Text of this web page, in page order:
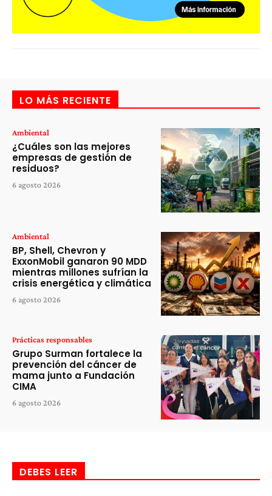
LO MÁS RECIENTE
Ambiental
¿Cuáles son las mejores
empresas de gestión de
residuos?
6 agosto 2026
Ambiental
BP, Shell, Chevron y
ExxonMobil ganaron 90 MDD
mientras millones sufrían la
crisis energética y climática
6 agosto 2026
Prácticas responsables
Grupo Surman fortalece la
prevención del cáncer de
mama junto a Fundación
CIMA
6 agosto 2026
DEBES LEER